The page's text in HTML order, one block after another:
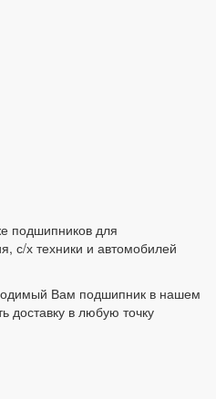
подшипников для
с/х техники и автомобилей
Вам подшипник в нашем
доставку в любую точку